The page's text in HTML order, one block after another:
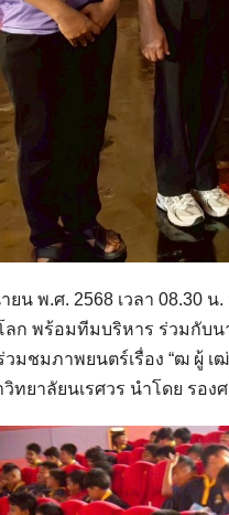
ยน พ.ศ. 2568 เวลา 08.30
ก พร้อมทีมบริหาร ร่วมกับน
มชมภาพยนตร์เรื่อง “ฒ ผู้ เ
วิทยาลัยนเรศวร นำโดย รอ